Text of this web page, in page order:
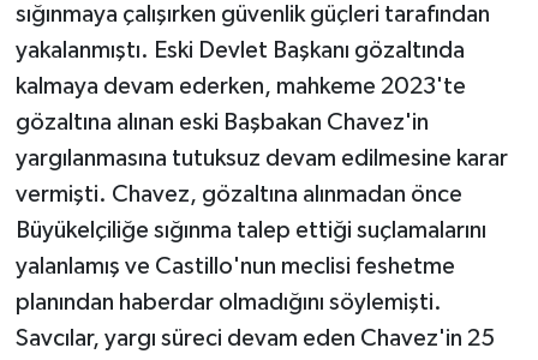
sığınmaya çalışırken güvenlik güçleri tarafından
yakalanmıştı. Eski Devlet Başkanı gözaltında
kalmaya devam ederken, mahkeme 2023'te
gözaltına alınan eski Başbakan Chavez'in
yargılanmasına tutuksuz devam edilmesine karar
vermişti. Chavez, gözaltına alınmadan önce
Büyükelçiliğe sığınma talep ettiği suçlamalarını
yalanlamış ve Castillo'nun meclisi feshetme
planından haberdar olmadığını söylemişti.
Savcılar, yargı süreci devam eden Chavez'in 25